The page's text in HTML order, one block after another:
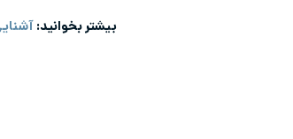
بیشتر بخوانید: